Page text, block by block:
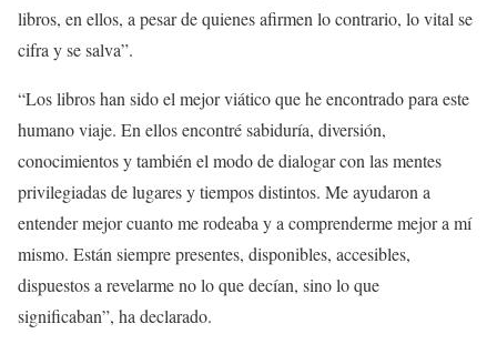
libros, en ellos, a pesar de quienes afirmen lo contrario, lo vital se
cifra y se salva”.
“Los libros han sido el mejor viático que he encontrado para este
humano viaje. En ellos encontré sabiduría, diversión,
conocimientos y también el modo de dialogar con las mentes
privilegiadas de lugares y tiempos distintos. Me ayudaron a
entender mejor cuanto me rodeaba y a comprenderme mejor a mí
mismo. Están siempre presentes, disponibles, accesibles,
dispuestos a revelarme no lo que decían, sino lo que
significaban”, ha declarado.